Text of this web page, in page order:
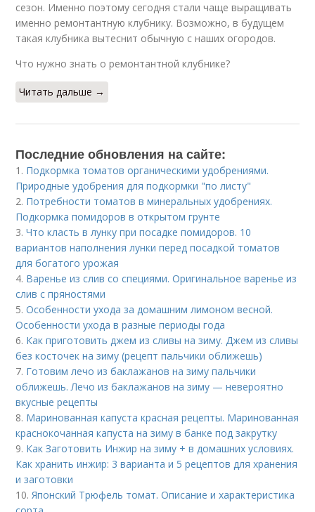
сезон. Именно поэтому сегодня стали чаще выращивать
именно ремонтантную клубнику. Возможно, в будущем
такая клубника вытеснит обычную с наших огородов.
Что нужно знать о ремонтантной клубнике?
Читать дальше →
Последние обновления на сайте:
1. Подкормка томатов органическими удобрениями.
Природные удобрения для подкормки "по листу"
2. Потребности томатов в минеральных удобрениях.
Подкормка помидоров в открытом грунте
3.Что класть в лунку при посадке помидоров. 10
вариантов наполнения лунки перед посадкой томатов
для богатого урожая
4. Варенье из слив со специями. Оригинальное варенье из
слив с пряностями
5.Особенности ухода за домашним лимоном весной.
Особенности ухода в разные периоды года
6. Как приготовить джем из сливы на зиму. Джем из сливы
без косточек на зиму (рецепт пальчики оближешь)
7. Готовим лечо из баклажанов на зиму пальчики
оближешь. Лечо из баклажанов на зиму — невероятно
вкусные рецепты
8. Маринованная капуста красная рецепты. Маринованная
краснокочанная капуста на зиму в банке под закрутку
9. Как Заготовить Инжир на зиму + в домашних условиях.
Как хранить инжир: 3 варианта и 5 рецептов для хранения
и заготовки
10.Японский Трюфель томат. Описание и характеристика